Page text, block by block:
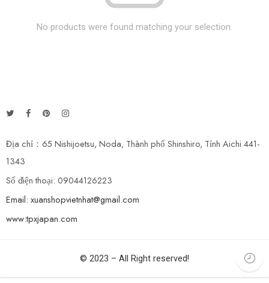
No products were found matching your selection.
Địa chỉ：65 Nishijoetsu, Noda, Thành phố Shinshiro, Tỉnh Aichi 441-
1343
Số điện thoại: 09044126223
Email: xuanshopvietnhat@gmail.com
www:tpxjapan.com
© 2023 – All Right reserved!